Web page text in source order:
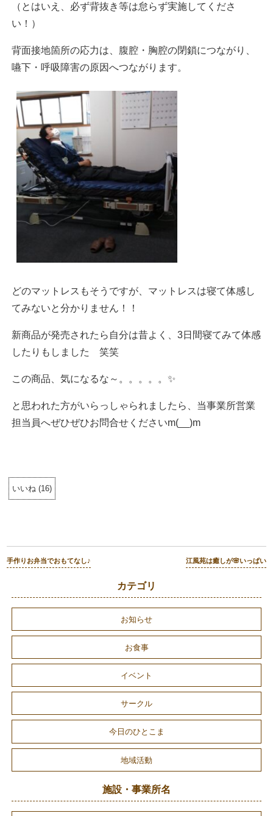
（とはいえ、必ず背抜き等は怠らず実施してくださ
い！）
背面接地箇所の応力は、腹腔・胸腔の閉鎖につながり、
嚥下・呼吸障害の原因へつながります。
どのマットレスもそうですが、マットレスは寝て体感し
てみないと分かりません！！
新商品が発売されたら自分は昔よく、3日間寝てみて体感
したりもしました 笑笑
この商品、気になるな～。。。。。✨
と思われた方がいらっしゃられましたら、当事業所営業
担当員へぜひぜひお問合せくださいm(__)m
いいね (16)
手作りお弁当でおもてなし♪ 江風苑は癒しが🌸いっぱい
カテゴリ
お知らせ
お食事
イベント
サークル
今日のひとこま
地域活動
施設・事業所名